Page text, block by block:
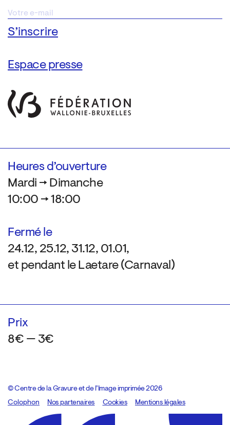
Espace presse
Heures d’ouverture
Mardi → Dimanche
10:00 → 18:00
Fermé le
24.12, 25.12, 31.12, 01.01,
et pendant le Laetare (Carnaval)
Prix
8€ — 3€
© Centre de la Gravure et de l’Image imprimée 2026
Colophon
Design:Marcel Kaczmarek, code:8080.studio
Nos partenaires Cookies Mentions légales